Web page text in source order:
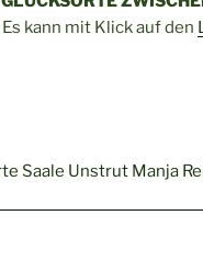
Es kann mit Klick auf den